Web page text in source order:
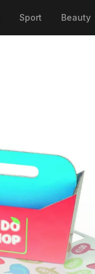
Sport Beauty